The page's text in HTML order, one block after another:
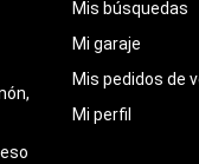
Mis búsquedas
Mi garaje
Mis pedidos de
Mi perfil